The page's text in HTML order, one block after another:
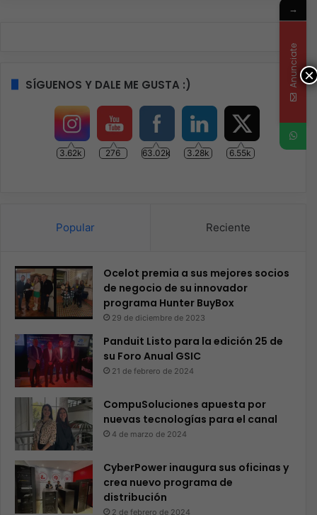
SÍGUENOS Y DALE ME GUSTA :)
3.62k 276 63.02k 3.28k 6.55k
Popular Reciente
Ocelot premia a sus mejores socios
de negocio de su innovador
programa Hunter BuyBox
29 de diciembre de 2023
Panduit Listo para la edición 25 de
su Foro Anual GSIC
21 de febrero de 2024
CompuSoluciones apuesta por
nuevas tecnologías para el canal
4 de marzo de 2024
CyberPower inaugura sus oficinas y
crea nuevo programa de
distribución
2 de febrero de 2024
×
→
Anunciate